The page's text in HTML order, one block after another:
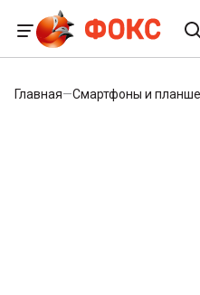
Главная—Смартфоны и